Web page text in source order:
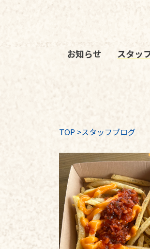
お知らせ スタッ
TOP >スタッフブログ